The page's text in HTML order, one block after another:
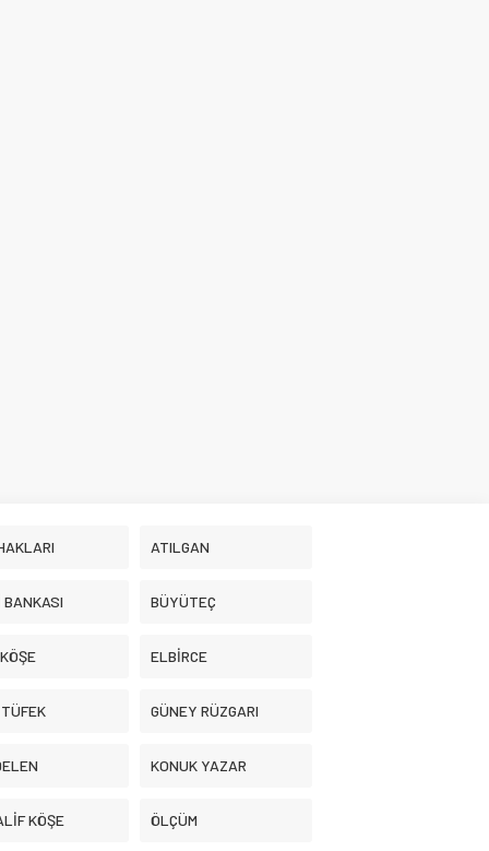
ATILGAN
BANKASI BÜYÜTEÇ
ELBİRCE
GÜNEY RÜZGARI
KONUK YAZAR
KÖŞE ÖLÇÜM